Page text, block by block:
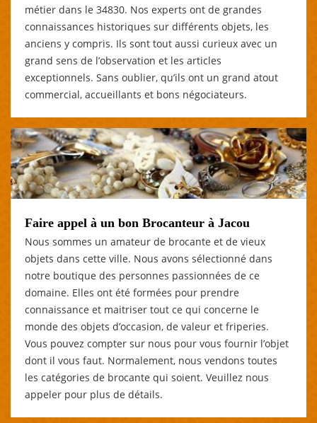
métier dans le 34830. Nos experts ont de grandes
connaissances historiques sur différents objets, les
anciens y compris. Ils sont tout aussi curieux avec un
grand sens de l’observation et les articles
exceptionnels. Sans oublier, qu’ils ont un grand atout
commercial, accueillants et bons négociateurs.
Faire appel à un bon Brocanteur à Jacou
Nous sommes un amateur de brocante et de vieux
objets dans cette ville. Nous avons sélectionné dans
notre boutique des personnes passionnées de ce
domaine. Elles ont été formées pour prendre
connaissance et maitriser tout ce qui concerne le
monde des objets d’occasion, de valeur et friperies.
Vous pouvez compter sur nous pour vous fournir l’objet
dont il vous faut. Normalement, nous vendons toutes
les catégories de brocante qui soient. Veuillez nous
appeler pour plus de détails.